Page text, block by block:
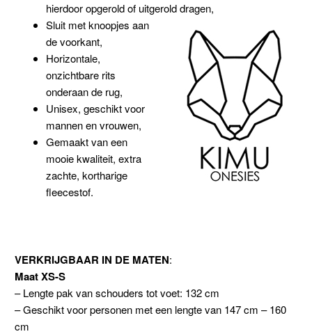
hierdoor opgerold of uitgerold dragen,
Sluit met knoopjes aan
de voorkant,
Horizontale,
onzichtbare rits
onderaan de rug,
Unisex, geschikt voor
mannen en vrouwen,
Gemaakt van een
mooie kwaliteit, extra
zachte, kortharige
fleecestof.
VERKRIJGBAAR IN DE MATEN:
Maat XS-S
– Lengte pak van schouders tot voet: 132 cm
– Geschikt voor personen met een lengte van 147 cm – 160
cm